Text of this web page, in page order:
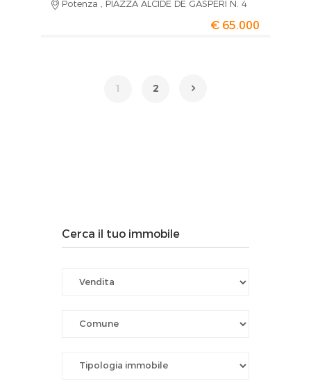
Potenza , PIAZZA ALCIDE DE GASPERI N. 4
€ 65.000
1 2
Cerca il tuo immobile